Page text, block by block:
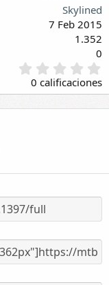
Skylined
7 Feb 2015
1.352
0
,
0
0
l
(
)
0 calificaciones